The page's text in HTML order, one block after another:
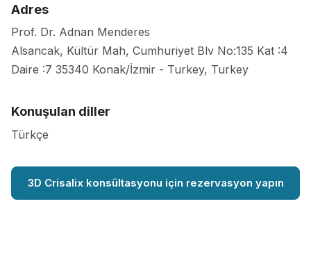
Adres
Prof. Dr. Adnan Menderes
Alsancak, Kültür Mah, Cumhuriyet Blv No:135 Kat :4
Daire :7 35340 Konak/İzmir - Turkey, Turkey
Konuşulan diller
Türkçe
3D Crisalix konsültasyonu için rezervasyon yapın